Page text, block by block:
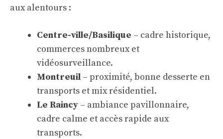
aux alentours :
Centre-ville/Basilique – cadre historique,
commerces nombreux et
vidéosurveillance.
Montreuil – proximité, bonne desserte en
transports et mix résidentiel.
Le Raincy – ambiance pavillonnaire,
cadre calme et accès rapide aux
transports.